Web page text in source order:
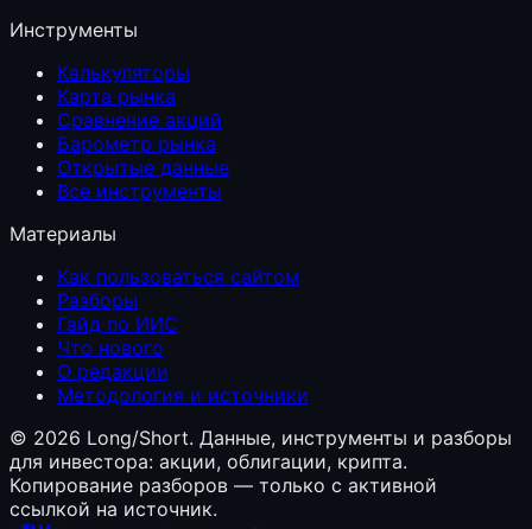
Инструменты
Калькуляторы
Карта рынка
Сравнение акций
Барометр рынка
Открытые данные
Все инструменты
Материалы
Как пользоваться сайтом
Разборы
Гайд по ИИС
Что нового
О редакции
Методология и источники
© 2026 Long/Short. Данные, инструменты и разборы
для инвестора: акции, облигации, крипта.
Копирование разборов — только с активной
ссылкой на источник.